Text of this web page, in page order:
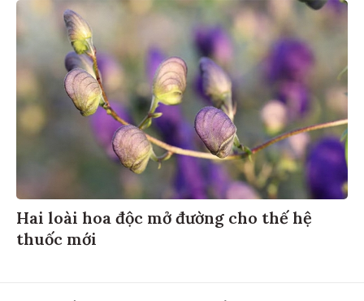
Hai loài hoa độc mở đường cho thế hệ
thuốc mới